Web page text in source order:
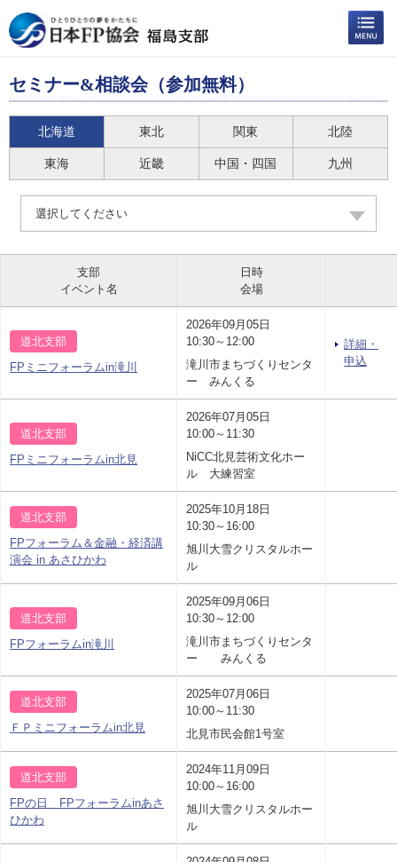
セミナー&相談会（参加無料）
北海道 東北 関東 北陸
東海 近畿 中国・四国 九州
選択してください
支部
イベント名
日時
会場
道北支部
FPミニフォーラムin滝川
2026年09月05日
10:30～12:00
滝川市まちづくりセンタ
ー みんくる
詳細・
申込
道北支部
FPミニフォーラムin北見
2026年07月05日
10:00～11:30
NiCC北見芸術文化ホー
ル 大練習室
道北支部
FPフォーラム＆金融・経済講
演会 in あさひかわ
2025年10月18日
10:30～16:00
旭川大雪クリスタルホー
ル
道北支部
FPフォーラムin滝川
2025年09月06日
10:30～12:00
滝川市まちづくりセンタ
ー みんくる
道北支部
ＦＰミニフォーラムin北見
2025年07月06日
10:00～11:30
北見市民会館1号室
道北支部
FPの日 FPフォーラムinあさ
ひかわ
2024年11月09日
10:00～16:00
旭川大雪クリスタルホー
ル